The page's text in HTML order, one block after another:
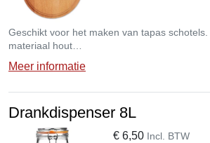
Geschikt voor het maken van tapas schotels.
materiaal hout
Diameter 29cm
Meer informatie
Drankdispenser 8L
€ 6,50 Incl. BTW